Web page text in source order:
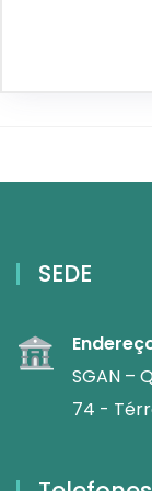
SEDE
SGAN –
74 -